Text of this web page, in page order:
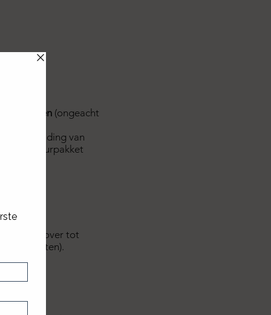
(ongeacht
de vermelding van
je retourpakket
wij niet over tot